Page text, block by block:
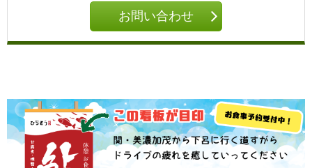
お問い合わせ